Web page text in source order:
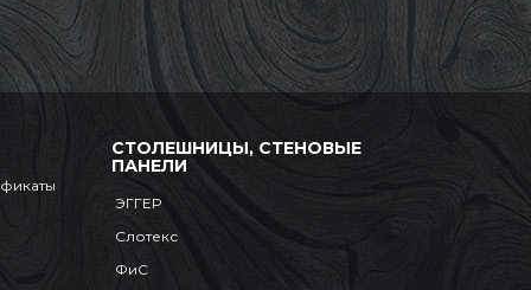
СТОЛЕШНИЦЫ, СТЕНОВЫЕ
ПАНЕЛИ
ЭГГЕР
Слотекс
ФиС